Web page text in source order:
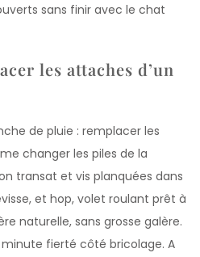
sans finir avec le chat
les attaches d’un
de pluie : remplacer les
changer les piles de la
transat et vis planquées dans
et hop, volet roulant prêt à
naturelle, sans grosse galère.
fierté côté bricolage. A